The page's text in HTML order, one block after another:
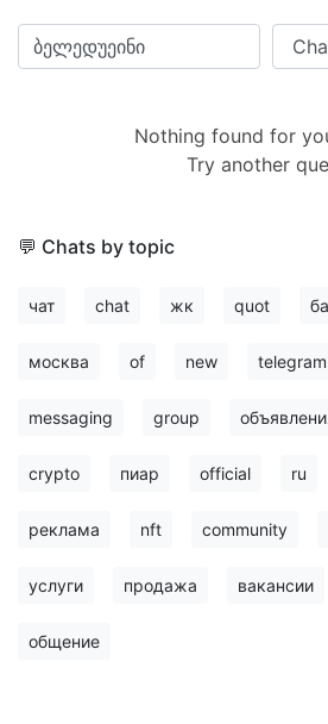
Nothing found for
Try another
💬 Chats by topic
чат chat жк quot
москва of new telegram
messaging group
crypto пиар official ru
реклама nft community
услуги продажа вакансии
общение